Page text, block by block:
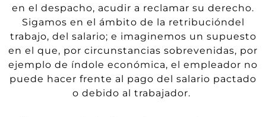
en el despacho, acudir a reclamar su derecho.
Sigamos en el ámbito de la retribucióndel
trabajo, del salario; e imaginemos un supuesto
en el que, por circunstancias sobrevenidas, por
ejemplo de índole económica, el empleador no
puede hacer frente al pago del salario pactado
o debido al trabajador.